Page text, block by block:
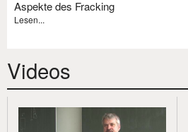
Aspekte des Fracking
Lesen...
Videos